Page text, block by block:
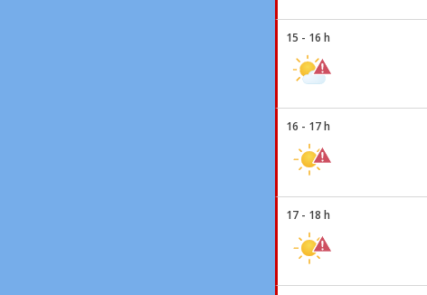
15 - 16 h
16 - 17 h
17 - 18 h